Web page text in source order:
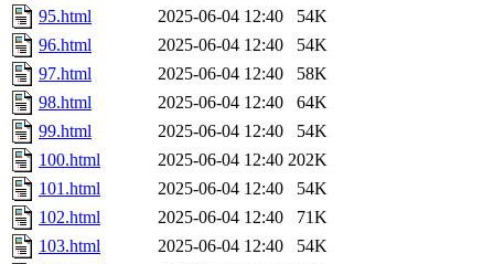
95.html
2025-06-04 12:40
54K
96.html
2025-06-04 12:40
54K
97.html
2025-06-04 12:40
58K
98.html
2025-06-04 12:40
64K
99.html
2025-06-04 12:40
54K
100.html
2025-06-04 12:40 202K
101.html
2025-06-04 12:40
54K
102.html
2025-06-04 12:40
71K
103.html
2025-06-04 12:40
54K